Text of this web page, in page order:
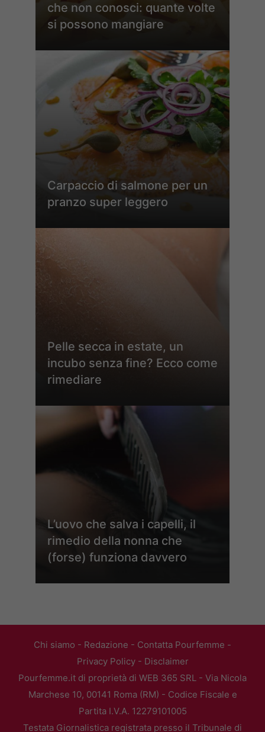
che non conosci: quante volte
si possono mangiare
Carpaccio di salmone per un
pranzo super leggero
Pelle secca in estate, un
incubo senza fine? Ecco come
rimediare
L’uovo che salva i capelli, il
rimedio della nonna che
(forse) funziona davvero
Chi siamo - Redazione - Contatta Pourfemme -
Privacy Policy- Disclaimer
Pourfemme.it di proprietà di WEB 365 SRL - Via Nicola
Marchese 10, 00141 Roma (RM) - Codice Fiscale e
Partita I.V.A. 12279101005
Testata Giornalistica registrata presso il Tribunale di